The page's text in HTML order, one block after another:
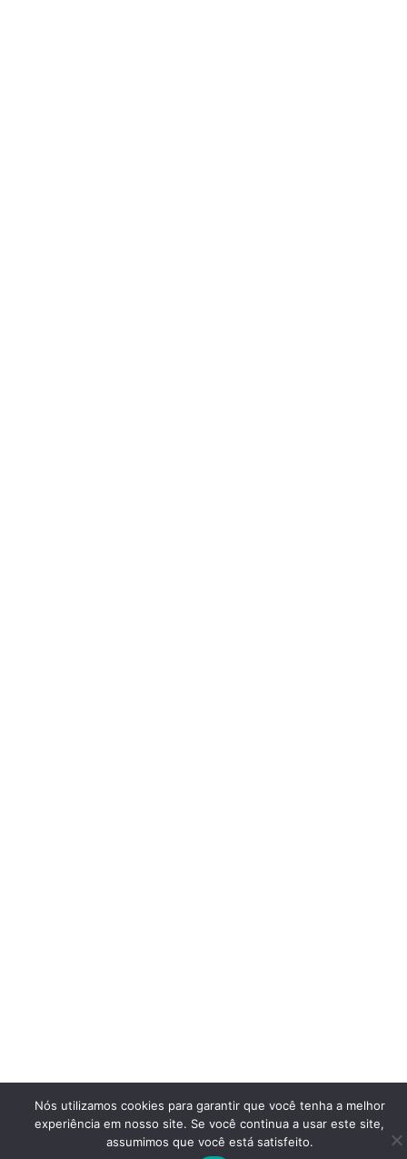
Nós utilizamos cookies para garantir que você tenha a melhor
experiência em nosso site. Se você continua a usar este site,
assumimos que você está satisfeito.